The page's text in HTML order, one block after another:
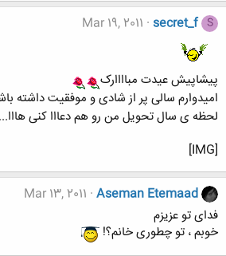
S
secret_f
Mar 19, 2011
پیشاپیش عیدت مباااارک
امیدوارم سالی پر از شادی و موفقیت داشته
لحظه ی سال تحویل من رو هم دعااا کنی
[IMG]
Aseman Etemaad
Mar 13, 2011
فدای تو عزیزم
خوبم ، تو چطوری خانم؟!